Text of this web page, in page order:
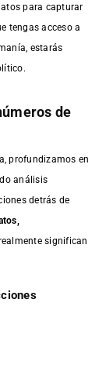
para capturar
tengas acceso a
estarás
de
profundizamos en
análisis
detrás de
significan